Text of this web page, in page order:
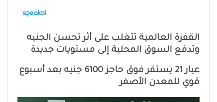
القفزة العالمية تتغلب على أثر تحسن الجنيه
وتدفع السوق المحلية إلى مستويات جديدة
عيار 21 يستقر فوق حاجز 6100 جنيه بعد أسبوع
قوي للمعدن الأصفر